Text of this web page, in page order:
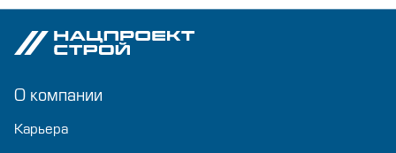
О компании
Карьера